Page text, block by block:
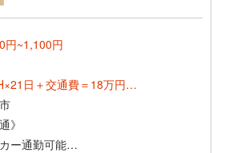
円~1,100円
日＋交通費＝18万円～
円〜550万円*
》
ー通勤可能